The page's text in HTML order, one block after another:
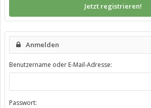
Jetzt registrieren!
Anmelden
Benutzername oder E-Mail-Adresse:
Passwort: